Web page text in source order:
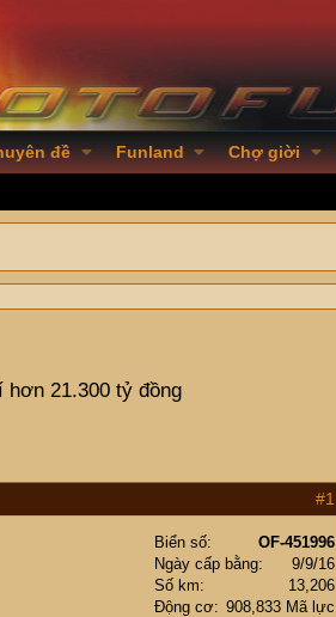
đề Funland Chợ giời
21.300 tỷ đồng
#1
Biển số
OF-451996
Ngày cấp bằng
9/9/16
Số km
13,206
Động cơ
908,833 Mã lực